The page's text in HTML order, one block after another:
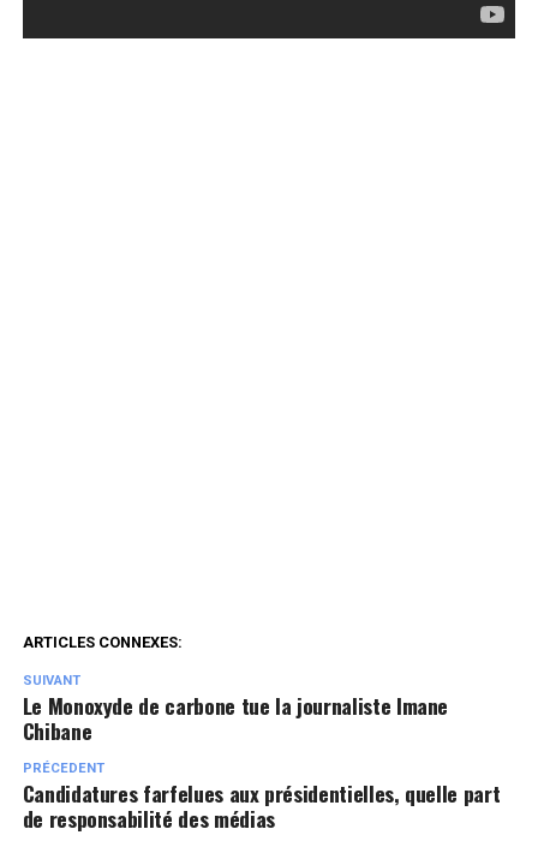
ARTICLES CONNEXES:
SUIVANT
Le Monoxyde de carbone tue la journaliste Imane
Chibane
PRÉCEDENT
Candidatures farfelues aux présidentielles, quelle part
de responsabilité des médias